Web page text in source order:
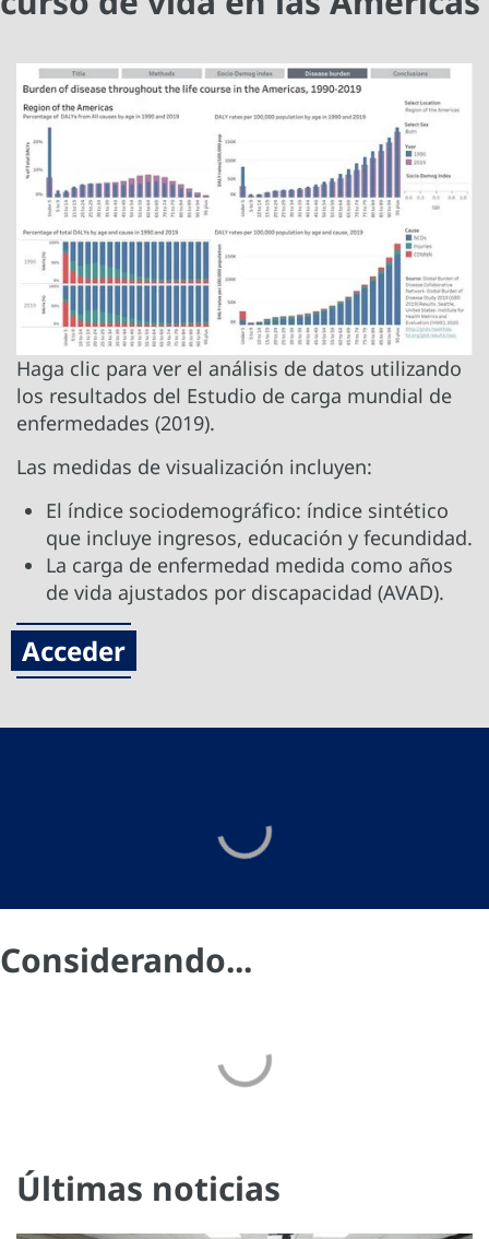
Haga clic para ver el análisis de datos utilizando
los resultados del Estudio de carga mundial de
enfermedades (2019).
Las medidas de visualización incluyen:
El índice sociodemográfico: índice sintético
que incluye ingresos, educación y fecundidad.
La carga de enfermedad medida como años
de vida ajustados por discapacidad (AVAD).
Acceder
Considerando...
Últimas noticias